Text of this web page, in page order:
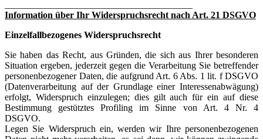
Information über Ihr Widerspruchsrecht nach Art. 21 DSGVO
Einzelfallbezogenes Widerspruchsrecht
Sie haben das Recht, aus Gründen, die sich aus Ihrer besonderen
Situation ergeben, jederzeit gegen die Verarbeitung Sie betreffender
personenbezogener Daten, die aufgrund Art. 6 Abs. 1 lit. f DSGVO
(Datenverarbeitung auf der Grundlage einer Interessenabwägung)
erfolgt, Widerspruch einzulegen; dies gilt auch für ein auf diese
Bestimmung gestütztes Profiling im Sinne von Art. 4 Nr. 4
DSGVO.
Legen Sie Widerspruch ein, werden wir Ihre personenbezogenen